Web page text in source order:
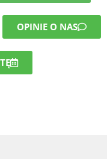
OPINIE O NAS